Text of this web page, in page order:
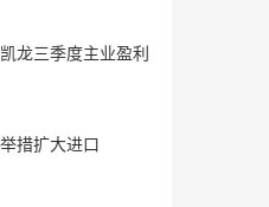
龙三季度主业盈利
措扩大进口